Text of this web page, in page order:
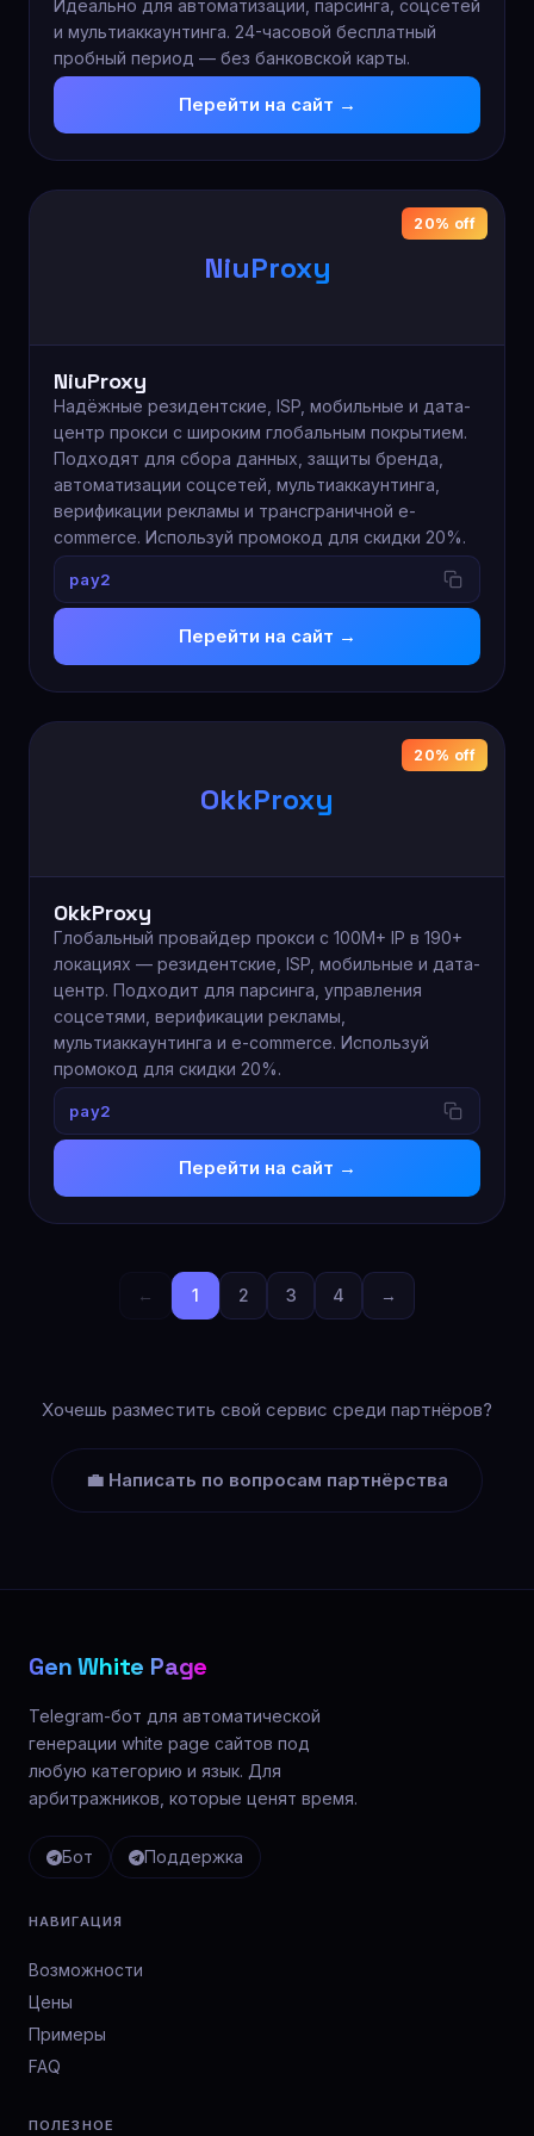
Идеально для автоматизации, парсинга, соцсетей
и мультиаккаунтинга. 24-часовой бесплатный
пробный период — без банковской карты.
Перейти на сайт →
NiuProxy
20% off
NiuProxy
Надёжные резидентские, ISP, мобильные и дата-
центр прокси с широким глобальным покрытием.
Подходят для сбора данных, защиты бренда,
автоматизации соцсетей, мультиаккаунтинга,
верификации рекламы и трансграничной e-
commerce. Используй промокод для скидки 20%.
pay2
Перейти на сайт →
OkkProxy
20% off
OkkProxy
Глобальный провайдер прокси с 100M+ IP в 190+
локациях — резидентские, ISP, мобильные и дата-
центр. Подходит для парсинга, управления
соцсетями, верификации рекламы,
мультиаккаунтинга и e-commerce. Используй
промокод для скидки 20%.
pay2
Перейти на сайт →
← 1 2 3 4 →
Хочешь разместить свой сервис среди партнёров?
💼 Написать по вопросам партнёрства
Gen White Page
Telegram-бот для автоматической
генерации white page сайтов под
любую категорию и язык. Для
арбитражников, которые ценят время.
Бот Поддержка
НАВИГАЦИЯ
Возможности
Цены
Примеры
FAQ
ПОЛЕЗНОЕ